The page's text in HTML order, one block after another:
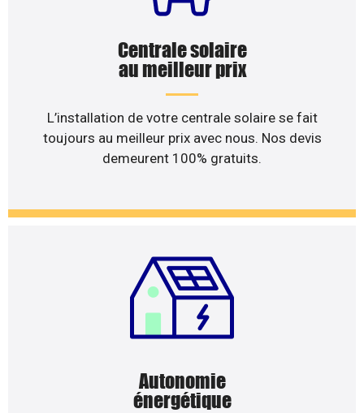
Centrale solaire
au meilleur prix
L’installation de votre centrale solaire se fait
toujours au meilleur prix avec nous. Nos devis
demeurent 100% gratuits.
Autonomie
énergétique